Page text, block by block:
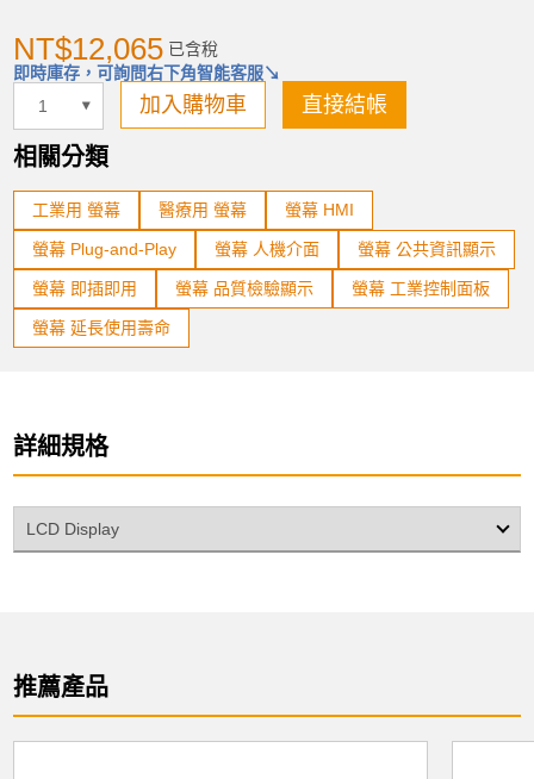
NT$12,065 已含稅
即時庫存，可詢問右下角智能客服↘
加入購物車 直接結帳
相關分類
工業用 螢幕 醫療用 螢幕 螢幕 HMI
螢幕 Plug-and-Play 螢幕 人機介面 螢幕 公共資訊顯示
螢幕 即插即用 螢幕 品質檢驗顯示 螢幕 工業控制面板
螢幕 延長使用壽命
詳細規格
LCD Display
推薦產品